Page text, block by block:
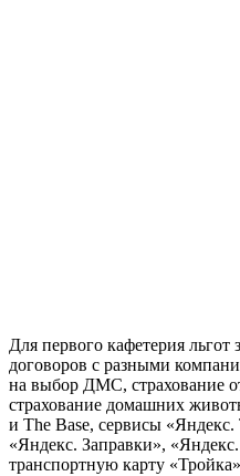
Для первого кафетерия
договоров с разными
на выбор ДМС, страхование
страхование домашних
и The Base, сервисы
«Яндекс. Заправки»,
транспортную карту